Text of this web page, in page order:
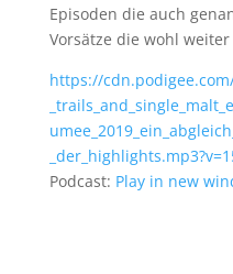
Episoden die auch
Vorsätze die wohl
https://
Podcast: Play in new